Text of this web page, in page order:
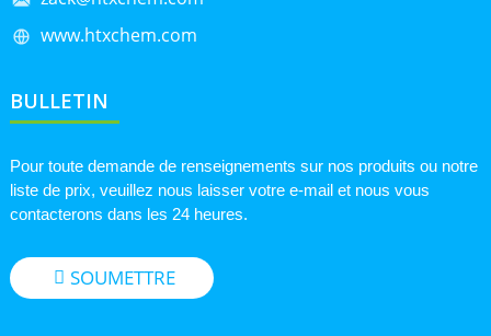
www.htxchem.com
BULLETIN
Pour toute demande de renseignements sur nos produits ou notre
liste de prix, veuillez nous laisser votre e-mail et nous vous
contacterons dans les 24 heures.
SOUMETTRE